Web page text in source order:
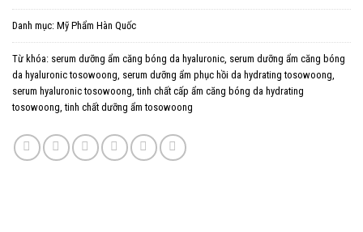
Danh mục: Mỹ Phẩm Hàn Quốc
Từ khóa: serum dưỡng ẩm căng bóng da hyaluronic, serum dưỡng ẩm căng bóng
da hyaluronic tosowoong, serum dưỡng ẩm phục hồi da hydrating tosowoong,
serum hyaluronic tosowoong,tinh chất cấp ẩm căng bóng da hydrating
tosowoong,tinh chất dưỡng ẩm tosowoong